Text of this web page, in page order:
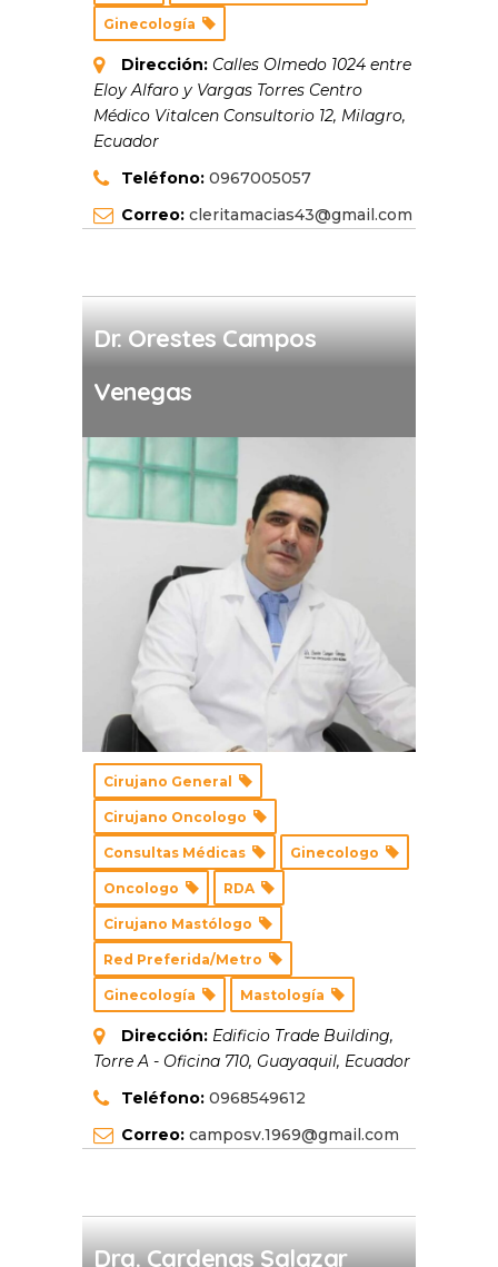
Ginecología
Dirección: Calles Olmedo 1024 entre
Eloy Alfaro y Vargas Torres Centro
Médico Vitalcen Consultorio 12, Milagro,
Ecuador
Teléfono: 0967005057
Correo: cleritamacias43@gmail.com
Dr. Orestes Campos
Venegas
Cirujano General
Cirujano Oncologo
Consultas Médicas Ginecologo
Oncologo RDA
Cirujano Mastólogo
Red Preferida/Metro
Ginecología Mastología
Dirección: Edificio Trade Building,
Torre A - Oficina 710, Guayaquil, Ecuador
Teléfono: 0968549612
Correo: camposv.1969@gmail.com
Dra. Cardenas Salazar